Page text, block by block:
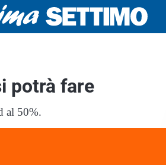
potrà fare
al 50%.